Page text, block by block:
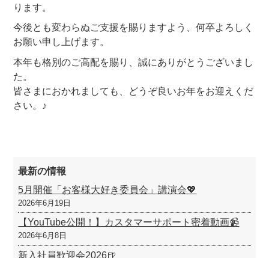
ります。
今後とも変わらぬご支援を賜りますよう、何卒よろしく
お願い申し上げます。
本年も格別のご高配を賜り、誠にありがとうございまし
た。
皆さまにおかれましても、どうぞ良いお年をお迎えくだ
さい。♪
最新の情報
5月開催「お客様大好き委員会」講演会💖
2026年6月19日
【YouTube公開！】カスタマーサポート密着動画📹
2026年6月8日
新入社員歓迎会2026🍺